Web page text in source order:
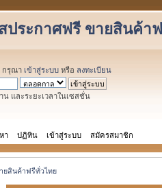
ประกาศฟรี ขายสินค้า
กรุณา เข้าสู่ระบบ หรือ ลงทะเบียน
และระยะเวลาในเซสชั่น
า ปฏิทิน เข้าสู่ระบบ สมัครสมาชิก
ยสินค้าฟรีทั่วไทย